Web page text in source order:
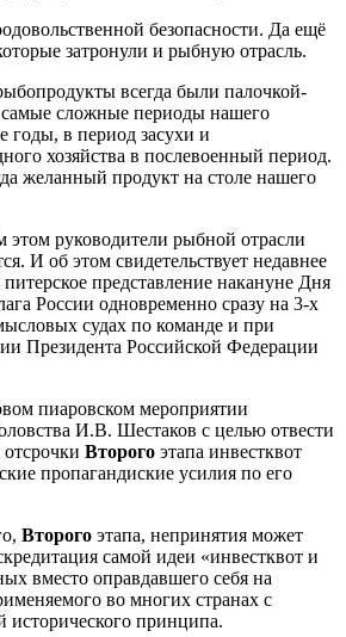
безопасности. Да ещё
затронули и рыбную отрасль.
всегда были палочкой-
сложные периоды нашего
годы, в период засухи и
хозяйства в послевоенный период.
желанный продукт на столе нашего
этом руководители рыбной отрасли
И об этом свидетельствует недавнее
представление накануне Дня
России одновременно сразу на 3-х
судах по команде и при
Президента Российской Федерации
пиаровском мероприятии
И.В. Шестаков с целью отвести
Второго этапа инвестквот
пропагандиские усилия по его
Второго этапа, непринятия может
самой идеи «инвестквот и
вместо оправдавшего себя на
во многих странах с
принципа.